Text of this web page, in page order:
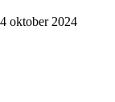
oktober 2024